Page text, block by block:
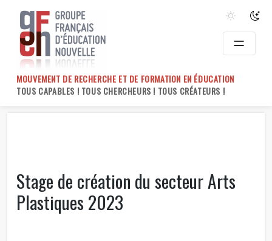
content
MOUVEMENT DE RECHERCHE ET DE FORMATION EN ÉDUCATION
TOUS CAPABLES ! TOUS CHERCHEURS ! TOUS CRÉATEURS !
Stage de création du secteur Arts
Plastiques 2023